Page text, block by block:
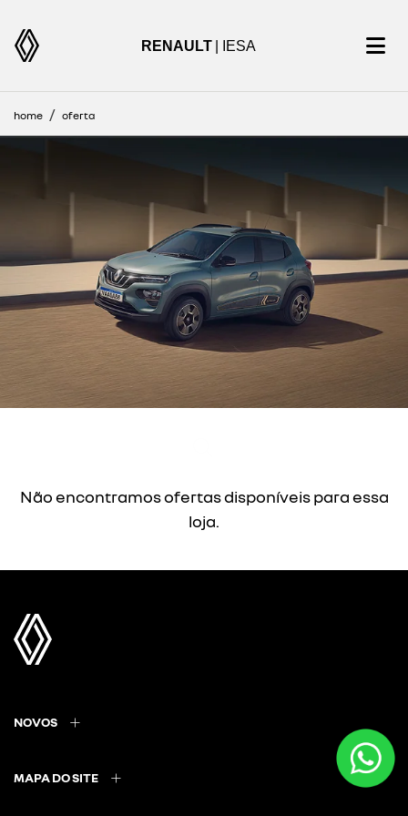
RENAULT | IESA
home oferta
Não encontramos ofertas disponíveis para essa
loja.
NOVOS
MAPA DO SITE